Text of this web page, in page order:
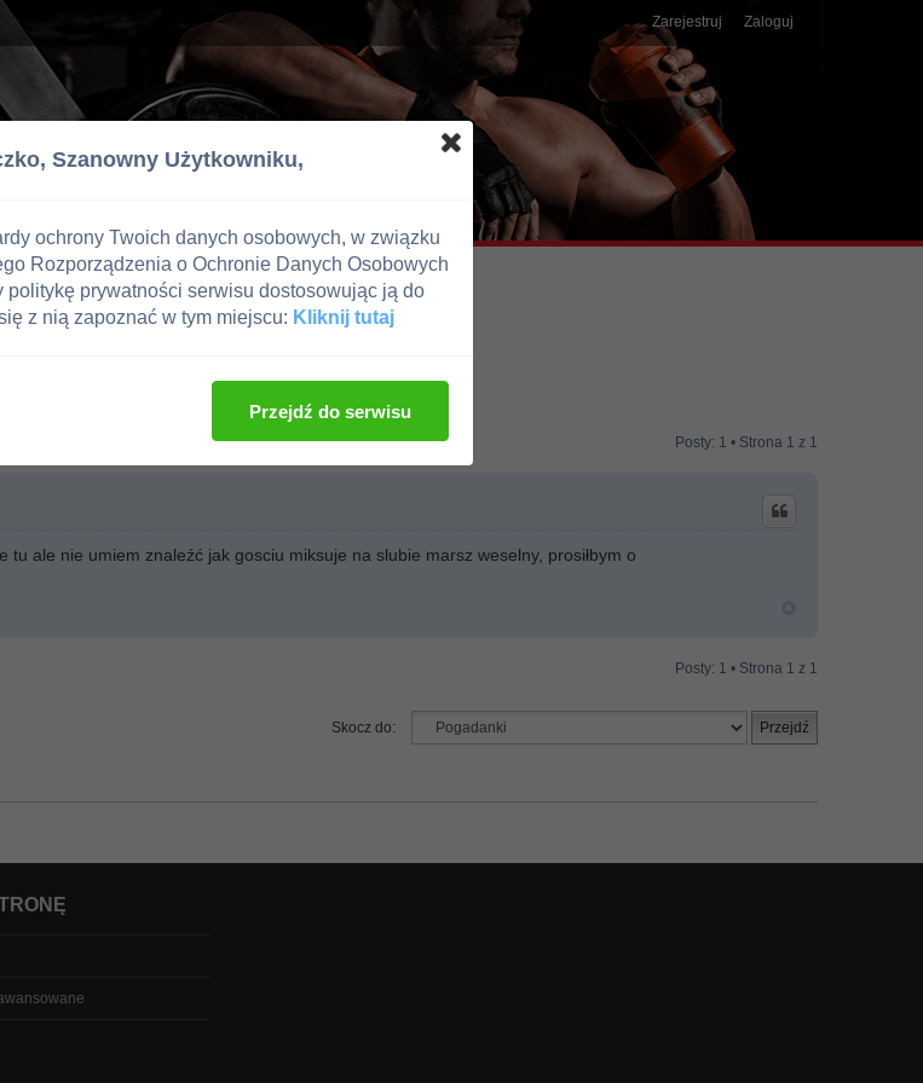
Zarejestruj Zaloguj
Posty: 1 • Strona 1 z 1
tu ale nie umiem znaleźć jak gosciu miksuje na slubie marsz weselny, prosiłbym o
Posty: 1 • Strona 1 z 1
Skocz do:
Szanowny Użytkowniku,
ochrony Twoich danych osobowych, w związku
Rozporządzenia o Ochronie Danych Osobowych
politykę prywatności serwisu dostosowując ją do
z nią zapoznać w tym miejscu: Kliknij tutaj
Przejdź do serwisu